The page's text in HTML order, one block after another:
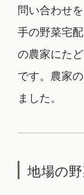
問い合わせ
手の野菜宅
の農家にた
です。農家
ました。
地場の